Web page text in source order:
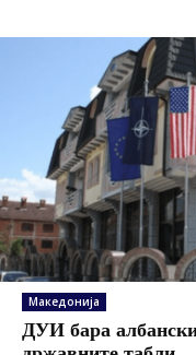
Македонија
ДУИ бара